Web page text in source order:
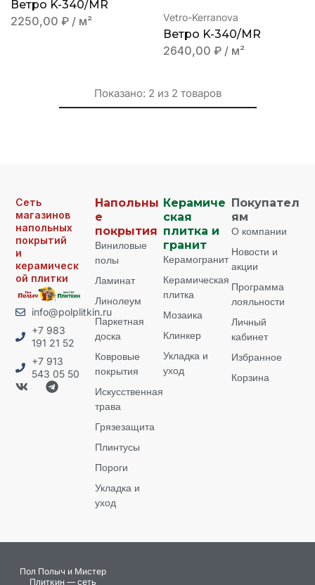
Ветро K-340/MR
2250,00 ₽ / м² Vetro-Kerranova
Ветро K-340/MR
2640,00 ₽ / м²
Показано: 2 из 2 товаров
Сеть
магазинов
напольных
покрытий
и
керамическ
ой плитки
info@polplitkin.ru
+7 983
191 21 52
+7 913
543 05 50
Напольны
е
покрытия
Виниловые
полы
Ламинат
Линолеум
Паркетная
доска
Ковровые
покрытия
Искусственная
трава
Грязезащита
Плинтусы
Пороги
Укладка и
уход
Керамиче
ская
плитка и
гранит
Керамогранит
Керамическая
плитка
Мозаика
Клинкер
Укладка и
уход
Покупател
ям
О компании
Новости и
акции
Программа
лояльности
Личный
кабинет
Избранное
Корзина
Пол Полыч и Мистер
Плиткин — сеть